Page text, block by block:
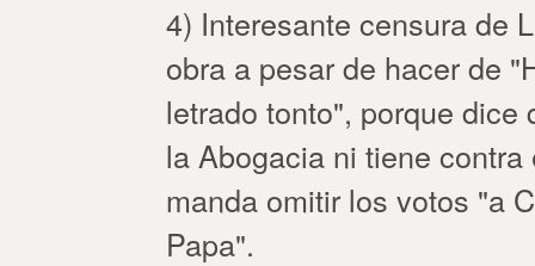
4) Interesante censura de
obra a pesar de hacer de
letrado tonto", porque
la Abogacia ni tiene
manda omitir los votos "a
Papa".